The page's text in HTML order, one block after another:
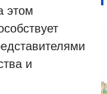
этом
и